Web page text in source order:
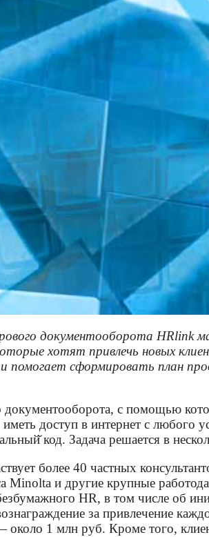
документооборота
хотят привлечь новых
помогает сформировать план
с помощью
доступ в интернет с любого
код. Задача решается в
более 40 частных
и другие крупные
HR, в том числе об
за привлечение
около 1 млн руб. Кроме того,